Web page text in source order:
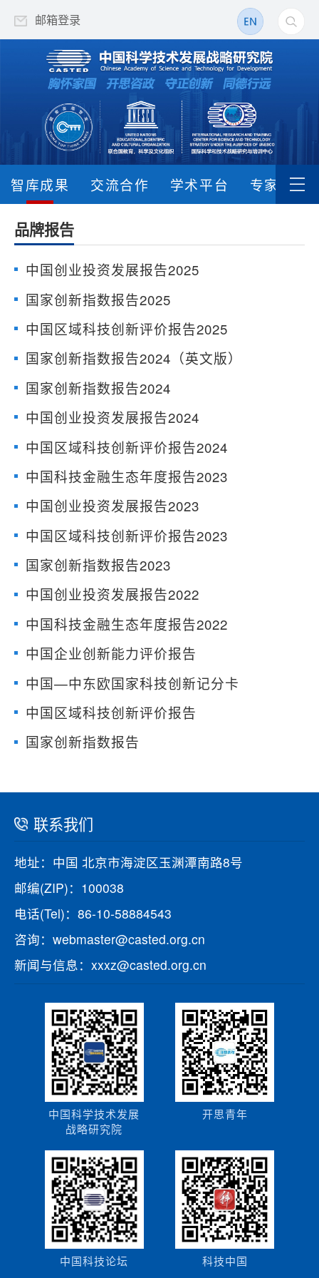
邮箱登录
智库成果 交流合作 学术平台 专家队伍
品牌报告
中国创业投资发展报告2025
国家创新指数报告2025
中国区域科技创新评价报告2025
国家创新指数报告2024（英文版）
国家创新指数报告2024
中国创业投资发展报告2024
中国区域科技创新评价报告2024
中国科技金融生态年度报告2023
中国创业投资发展报告2023
中国区域科技创新评价报告2023
国家创新指数报告2023
中国创业投资发展报告2022
中国科技金融生态年度报告2022
中国企业创新能力评价报告
中国—中东欧国家科技创新记分卡
中国区域科技创新评价报告
国家创新指数报告
联系我们
地址：中国 北京市海淀区玉渊潭南路8号
邮编(ZIP)：100038
电话(Tel)：86-10-58884543
咨询：webmaster@casted.org.cn
新闻与信息：xxxz@casted.org.cn
中国科学技术发展
战略研究院
开思青年
中国科技论坛 科技中国